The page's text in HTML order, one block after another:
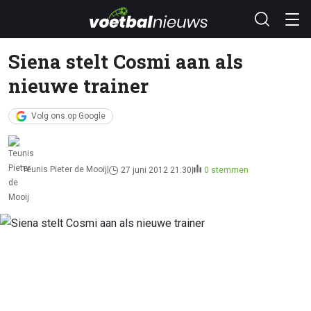
Siena stelt Cosmi aan als
nieuwe trainer
Volg ons op Google
Teunis Pieter de Mooij 27 juni 2012 21:30 0 stemmen